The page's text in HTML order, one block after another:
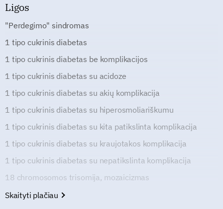
Ligos
"Perdegimo" sindromas
1 tipo cukrinis diabetas
1 tipo cukrinis diabetas be komplikacijos
1 tipo cukrinis diabetas su acidoze
1 tipo cukrinis diabetas su akių komplikacija
1 tipo cukrinis diabetas su hiperosmoliariškumu
1 tipo cukrinis diabetas su kita patikslinta komplikacija
1 tipo cukrinis diabetas su kraujotakos komplikacija
1 tipo cukrinis diabetas su nepatikslinta komplikacija
18 chromosomos trisomija, mozaicizmas
Skaityti plačiau